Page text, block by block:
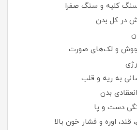
کلیه و سنگ صفرا
در کل بدن
جوش و لک‌های صورت
به ریه و قلب
بدن
دست و پا
اوره و فشار خون بالا